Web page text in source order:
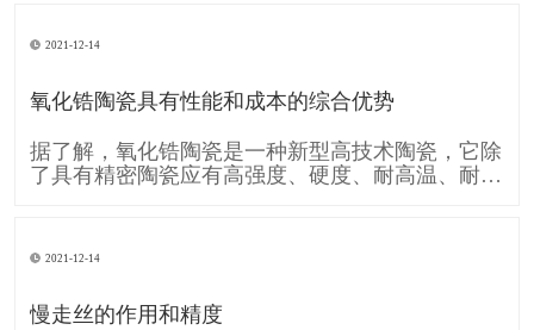
常见成型方式： 一、注浆成型 注浆成型是氧化锆
陶瓷使用较早的成型方法，注浆成型的成型过程包
2021-12-14
氧化锆陶瓷具有性能和成本的综合优势
据了解，氧化锆陶瓷是一种新型高技术陶瓷，它除
了具有精密陶瓷应有高强度、硬度、耐高温、耐酸
像是轴封轴承、切削组件、模具、汽车零件等，甚
至可用于人体，像是人工关节当中。 消费电子领
2021-12-14
慢走丝的作用和精度